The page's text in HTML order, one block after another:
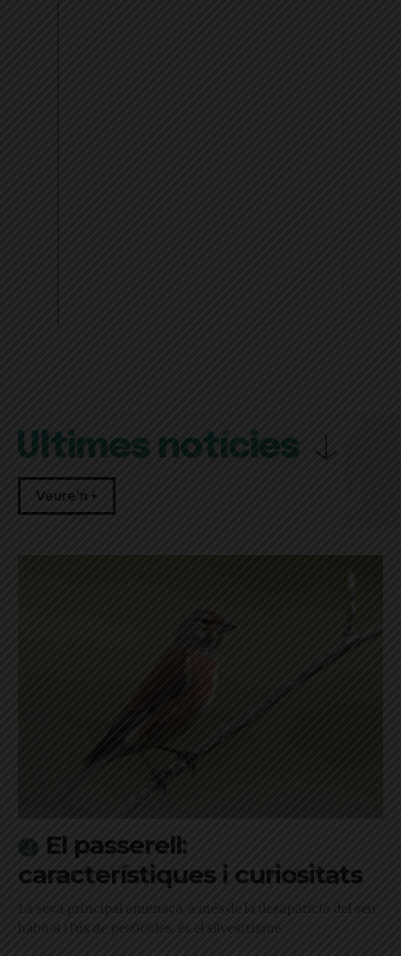
Últimes notícies
Veure'n +
El passerell:
característiques i curiositats
La seva principal amenaça, a més de la desaparició del seu
hàbitat i l'ús de pesticides, és el silvestrisme